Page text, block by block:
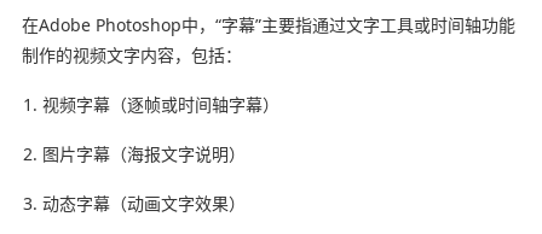
在Adobe Photoshop中，“字幕”主要指通过文字工具或时间轴功能
制作的视频文字内容，包括：
视频字幕（逐帧或时间轴字幕）
图片字幕（海报文字说明）
动态字幕（动画文字效果）